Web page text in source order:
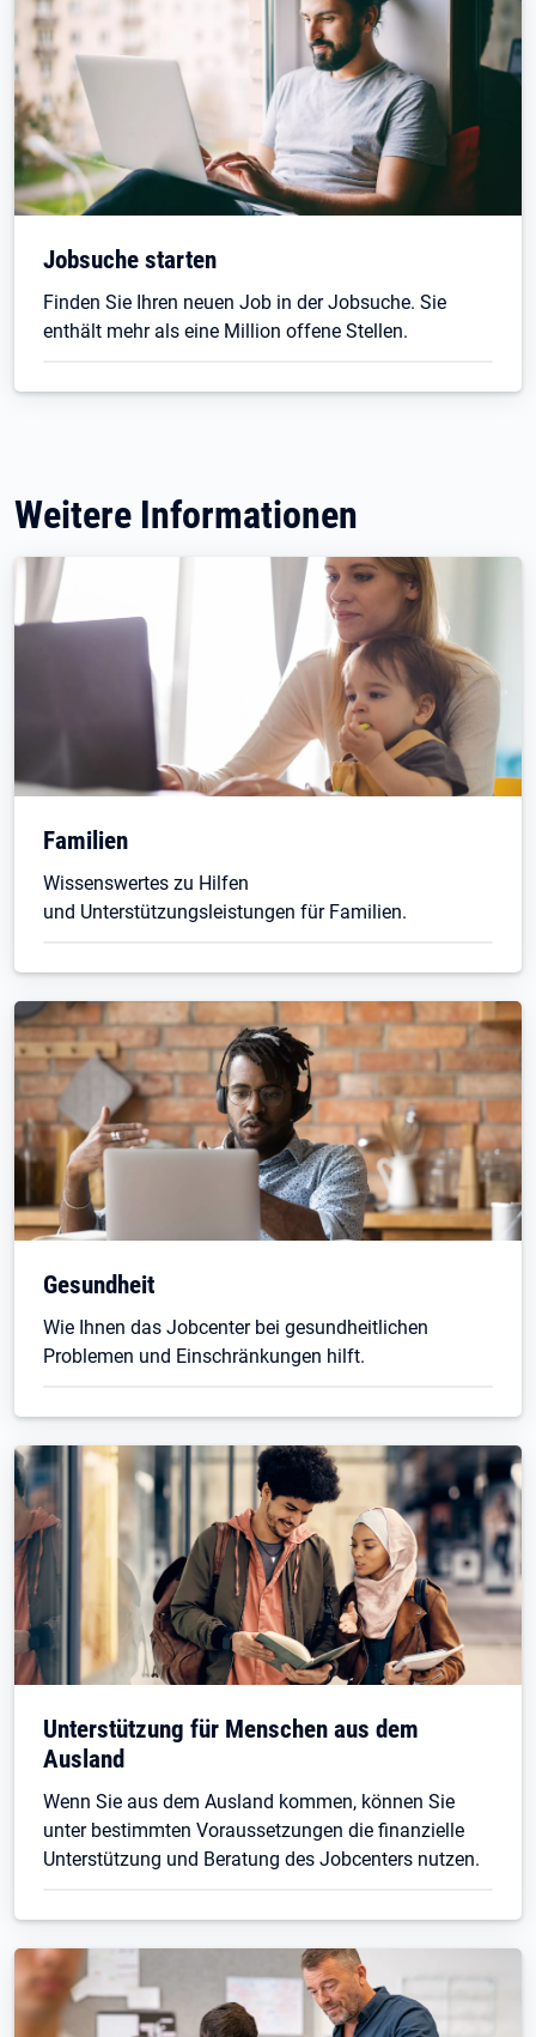
Jobsuche starten
Finden Sie Ihren neuen Job in der Jobsuche. Sie
enthält mehr als eine Million offene Stellen.
Weitere Informationen
Familien
Wissenswertes zu Hilfen
und Unterstützungsleistungen für Familien.
Gesundheit
Wie Ihnen das Jobcenter bei gesundheitlichen
Problemen und Einschränkungen hilft.
Unterstützung für Menschen aus dem
Ausland
Wenn Sie aus dem Ausland kommen, können Sie
unter bestimmten Voraussetzungen die finanzielle
Unterstützung und Beratung des Jobcenters nutzen.